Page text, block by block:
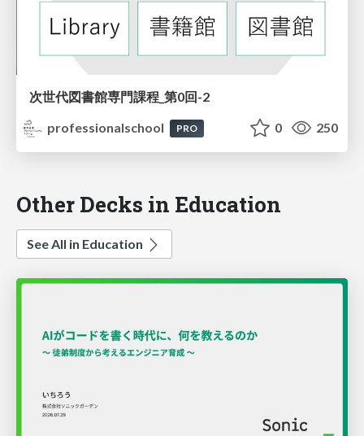
次世代図書館専門課程_第0回-2
professionalschool
PRO 0 250
Other Decks in Education
See All in Education